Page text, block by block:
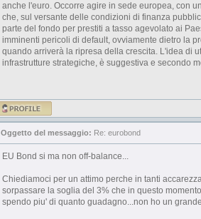
anche l'euro. Occorre agire in sede europea, con
che, sul versante delle condizioni di finanza
parte del fondo per prestiti a tasso agevolato ai
imminenti pericoli di default, ovviamente dietro la
quando arriverà la ripresa della crescita. L'idea di
infrastrutture strategiche, è suggestiva e secondo
Oggetto del messaggio: Re: eurobond
EU Bond si ma non off-balance...
Chiediamoci per un attimo perche in tanti
sorpassare la soglia del 3% che in questo
spendo piu' di quanto guadagno...non ho un